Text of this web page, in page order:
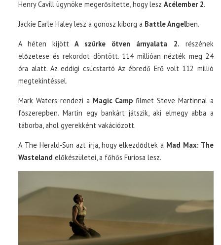
TOP10
KULISSZA
CIKK
PÓLÓ RENDELÉS
Henry Cavill ügynöke megerősítette, hogy leszAcélember 2.
Jackie Earle Haley lesz a gonosz kiborg a Battle Angelben.
A héten kijött A szürke ötven árnyalata 2. részének
előzetese és rekordot döntött. 114 millióan nézték meg 24
óra alatt. Az eddigi csúcstartó Az ébredő Erő volt 112 millió
megtekintéssel.
Mark Waters rendezi a Magic Camp filmet Steve Martinnal a
főszerepben. Martin egy bankárt játszik, aki elmegy abba a
táborba, ahol gyerekként vakációzott.
A The Herald-Sun azt írja, hogy elkezdődtek a Mad Max: The
Wasteland előkészületei, a főhős Furiosa lesz.